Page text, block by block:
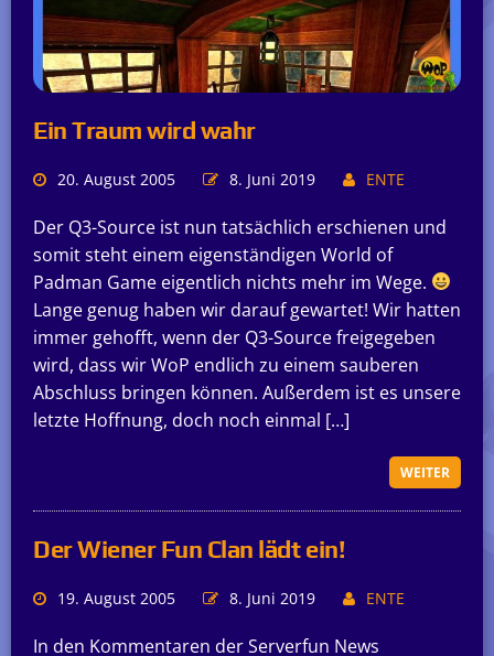
Ein Traum wird wahr
20. August 2005 8. Juni 2019 ENTE
Der Q3-Source ist nun tatsächlich erschienen und
somit steht einem eigenständigen World of
Padman Game eigentlich nichts mehr im Wege.
Lange genug haben wir darauf gewartet! Wir hatten
immer gehofft, wenn der Q3-Source freigegeben
wird, dass wir WoP endlich zu einem sauberen
Abschluss bringen können. Außerdem ist es unsere
letzte Hoffnung, doch noch einmal […]
WEITER
Der Wiener Fun Clan lädt ein!
19. August 2005 8. Juni 2019 ENTE
In den Kommentaren der Serverfun News